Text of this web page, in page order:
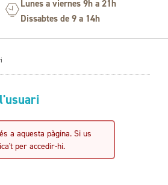
Lunes a viernes 9h a 21h
Dissabtes de 9 a 14h
a aquesta pàgina. Si us
per accedir-hi.